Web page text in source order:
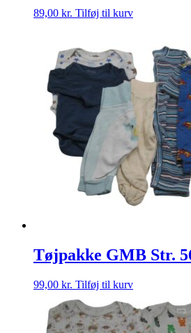
89,00 kr. Tilføj til kurv
Tøjpakke GMB Str.
99,00 kr. Tilføj til kurv